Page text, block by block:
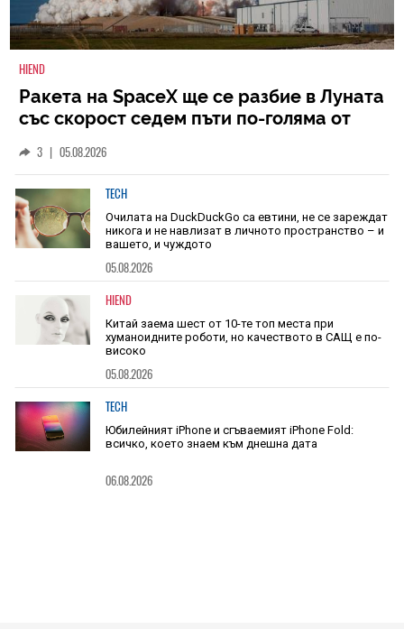
HIEND
Ракета на SpaceX ще се разбие в Луната
със скорост седем пъти по-голяма от
3 | 05.08.2026
TECH
Очилата на DuckDuckGo са евтини, не се зареждат
никога и не навлизат в личното пространство – и
вашето, и чуждото
05.08.2026
HIEND
Китай заема шест от 10-те топ места при
хуманоидните роботи, но качеството в САЩ е по-
високо
05.08.2026
TECH
Юбилейният iPhone и сгъваемият iPhone Fold:
всичко, което знаем към днешна дата
06.08.2026